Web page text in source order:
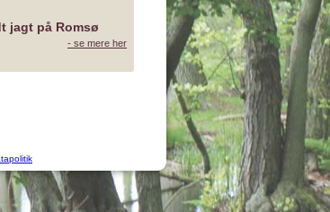
jagt på Romsø
- se mere her